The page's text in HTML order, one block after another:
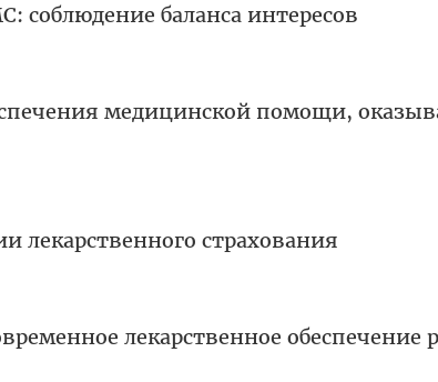
соблюдение баланса интересов
медицинской помощи,
лекарственного страхования
лекарственное обеспечение